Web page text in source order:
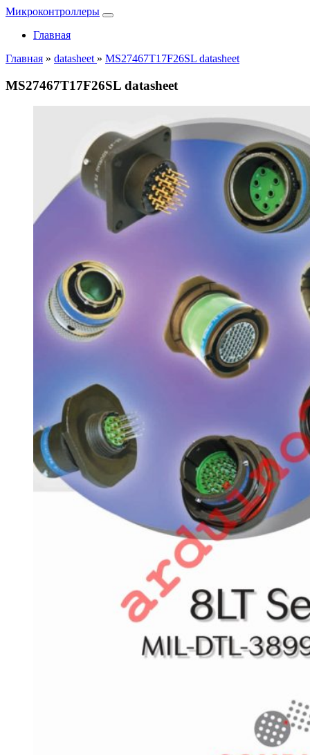
Микроконтроллеры
Главная
Главная » datasheet » MS27467T17F26SL datasheet
MS27467T17F26SL datasheet